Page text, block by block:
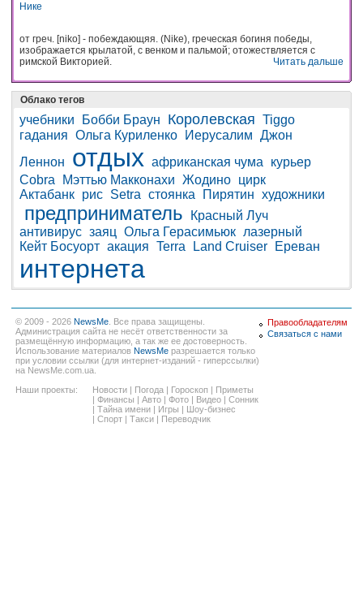
Нике
от греч. [niko] - побеждающяя. (Nike), греческая богиня победы,
изображается крылатой, с венком и пальмой; отожествляется с
римской Викторией.
Читать дальше
Облако тегов
учебники Бобби Браун Королевская Tiggo
гадания Ольга Куриленко Иерусалим Джон
Леннон
отдых африканская чума
курьер
Cobra
Мэттью Макконахи Жодино цирк
Актабанк рис Setra стоянка Пирятин художники
предприниматель
Красный Луч
антивирус заяц Ольга Герасимьюк лазерный
Кейт Босуорт акация Terra Land Cruiser Ереван
интернета
© 2009 - 2026 NewsMe . Все права защищены.
Администрация сайта не несёт ответственности за
размещённую информацию, а так же ее достоверность.
Использование материалов NewsMe разрешается только
при условии ссылки (для интернет-изданий - гиперссылки)
на NewsMe.com.ua.
Наши проекты:
Новости | Погода | Гороскоп | Приметы
| Финансы | Авто | Фото | Видео | Сонник
| Тайна имени | Игры | Шоу-бизнес
| Спорт | Такси | Переводчик
Правообладателям
Связаться с нами